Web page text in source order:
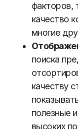
факторов,
качество
многие
поиска
качеству
полезные
высоких